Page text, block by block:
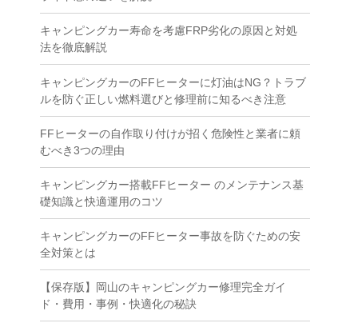
キャンピングカー寿命を考慮FRP劣化の原因と対処
法を徹底解説
キャンピングカーのFFヒーターに灯油はNG？トラブ
ルを防ぐ正しい燃料選びと修理前に知るべき注意
FFヒーターの自作取り付けが招く危険性と業者に頼
むべき3つの理由
キャンピングカー搭載FFヒーター のメンテナンス基
礎知識と快適運用のコツ
キャンピングカーのFFヒーター事故を防ぐための安
全対策とは
【保存版】岡山のキャンピングカー修理完全ガイ
ド・費用・事例・快適化の秘訣